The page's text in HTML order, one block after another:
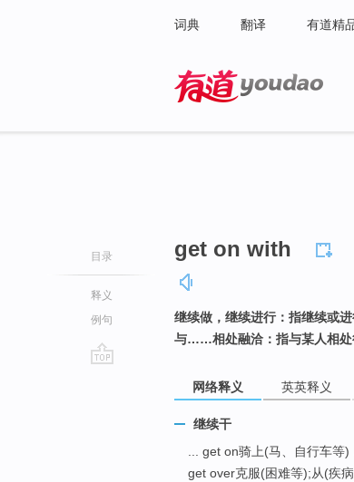
词典 翻译 有道精
目录
释义
例句
get on with
继续做，继续进行：指继续或
与……相处融洽：指与某人相处
网络释义 英英释义
继续干
... get on骑上(马、自行车等
get over克服(困难等);从(疾